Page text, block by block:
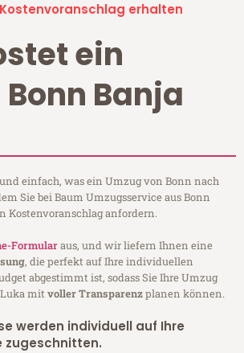
erhalten
ein
Banja
einfach, was ein Umzug von Bonn nach
Sie bei Baum Umzugsservice aus Bonn
Kostenvoranschlag anfordern.
Formularaus, und wir liefern Ihnen eine
, die perfekt auf Ihre individuellen
abgestimmt ist, sodass Sie Ihre Umzug
mitvoller Transparenzplanen können.
werden individuell auf Ihre
zugeschnitten.